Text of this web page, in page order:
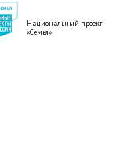
Национальный проект
«Семья»